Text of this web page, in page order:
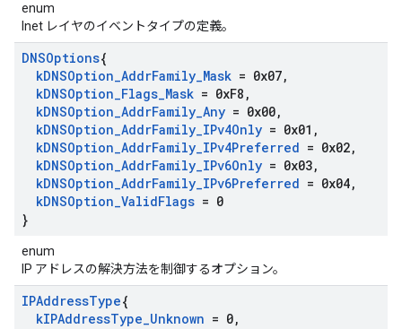
enum
Inet レイヤのイベントタイプの定義。
DNSOptions{
kDNSOption_AddrFamily_Mask = 0x07,
kDNSOption_Flags_Mask = 0xF8 ,
kDNSOption_AddrFamily_Any = 0x00,
kDNSOption_AddrFamily_IPv4Only = 0x01 ,
kDNSOption_AddrFamily_IPv4Preferred = 0x02,
kDNSOption_AddrFamily_IPv6Only = 0x03,
kDNSOption_AddrFamily_IPv6Preferred = 0x04,
kDNSOption_ValidFlags = 0
}
enum
IP アドレスの解決方法を制御するオプション。
IPAddressType{
kIPAddressType_Unknown = 0,